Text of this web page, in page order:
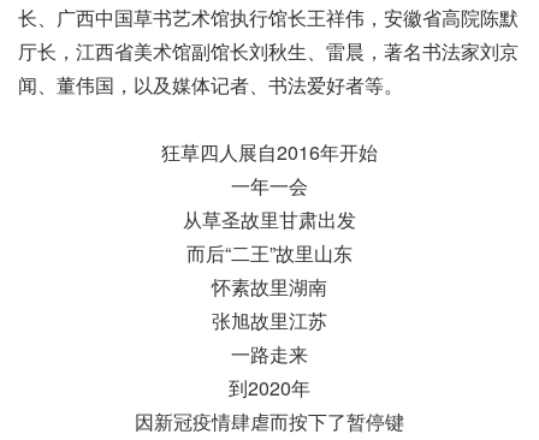
长、广西中国草书艺术馆执行馆长王祥伟，安徽省高院陈默
厅长，江西省美术馆副馆长刘秋生、雷晨，著名书法家刘京
闻、董伟国，以及媒体记者、书法爱好者等。
狂草四人展自2016年开始
一年一会
从草圣故里甘肃出发
而后“二王”故里山东
怀素故里湖南
张旭故里江苏
一路走来
到2020年
因新冠疫情肆虐而按下了暂停键